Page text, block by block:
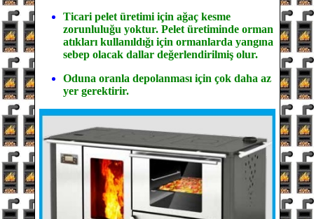
Ticari pelet üretimi için ağaç kesme
zorunluluğu yoktur. Pelet üretiminde orman
atıkları kullanıldığı için ormanlarda yangına
sebep olacak dallar değerlendirilmiş olur.
Oduna oranla depolanması için çok daha az
yer gerektirir.